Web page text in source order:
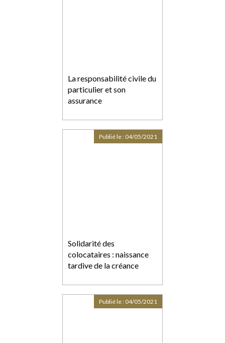
La responsabilité civile du
particulier et son
assurance
Solidarité des
colocataires : naissance
tardive de la créance
Publié le : 04/05/2021
Publié le : 04/05/2021